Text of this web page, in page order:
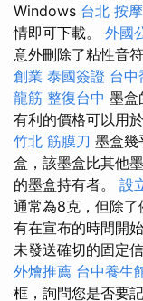
Windows 台北 按摩
情即可下載。 外國
意外刪除了粘性音
創業 泰國簽證 台中
龍筋 整復台中 墨盒
有利的價格可以用
竹北 筋膜刀 墨盒幾
盒，該墨盒比其他
的墨盒持有者。 設
通常為8克，但除
有在宣布的時間開
未發送確切的固定
外燴推薦 台中養生
框，詢問您是否要